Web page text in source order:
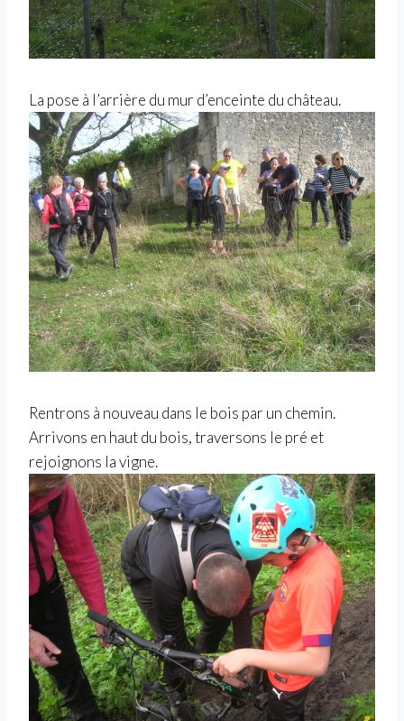
La pose à l’arrière du mur d’enceinte du château.
Rentrons à nouveau dans le bois par un chemin.
Arrivons en haut du bois, traversons le pré et
rejoignons la vigne.